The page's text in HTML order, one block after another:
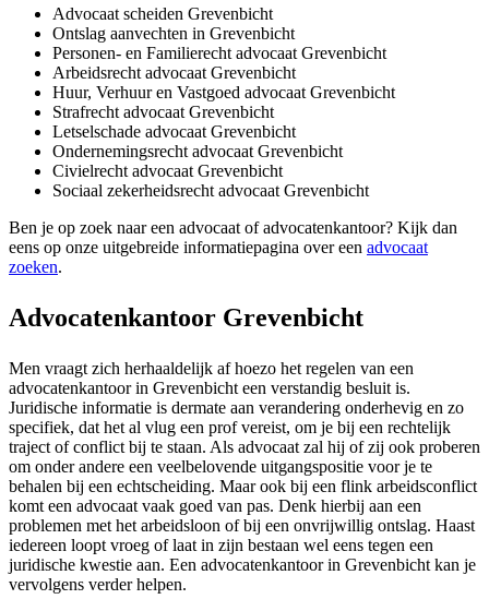
Advocaat scheiden Grevenbicht
Ontslag aanvechten in Grevenbicht
Personen- en Familierecht advocaat Grevenbicht
Arbeidsrecht advocaat Grevenbicht
Huur, Verhuur en Vastgoed advocaat Grevenbicht
Strafrecht advocaat Grevenbicht
Letselschade advocaat Grevenbicht
Ondernemingsrecht advocaat Grevenbicht
Civielrecht advocaat Grevenbicht
Sociaal zekerheidsrecht advocaat Grevenbicht
Ben je op zoek naar een advocaat of advocatenkantoor? Kijk dan
eens op onze uitgebreide informatiepagina over een advocaat
zoeken.
Advocatenkantoor Grevenbicht
Men vraagt zich herhaaldelijk af hoezo het regelen van een
advocatenkantoor in Grevenbicht een verstandig besluit is.
Juridische informatie is dermate aan verandering onderhevig en zo
specifiek, dat het al vlug een prof vereist, om je bij een rechtelijk
traject of conflict bij te staan. Als advocaat zal hij of zij ook proberen
om onder andere een veelbelovende uitgangspositie voor je te
behalen bij een echtscheiding. Maar ook bij een flink arbeidsconflict
komt een advocaat vaak goed van pas. Denk hierbij aan een
problemen met het arbeidsloon of bij een onvrijwillig ontslag. Haast
iedereen loopt vroeg of laat in zijn bestaan wel eens tegen een
juridische kwestie aan. Een advocatenkantoor in Grevenbicht kan je
vervolgens verder helpen.